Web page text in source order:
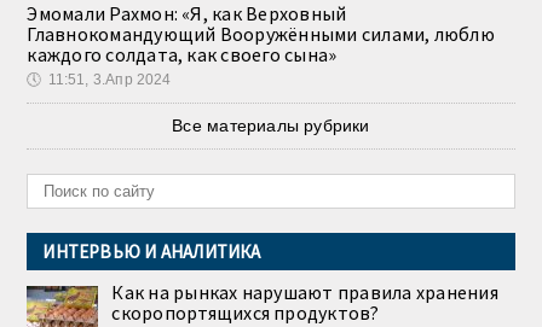
Эмомали Рахмон: «Я, как Верховный
Главнокомандующий Вооружёнными силами, люблю
каждого солдата, как своего сына»
🕔 11:51, 3.Апр 2024
Все материалы рубрики
ИНТЕРВЬЮ И АНАЛИТИКА
Как на рынках нарушают правила хранения
скоропортящихся продуктов?